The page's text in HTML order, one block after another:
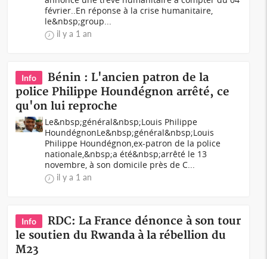
février..En réponse à la crise humanitaire,
le&nbsp;group...
il y a 1 an
Info
Bénin : L'ancien patron de la
police Philippe Houndégnon arrêté, ce
qu'on lui reproche
Le&nbsp;général&nbsp;Louis Philippe
HoundégnonLe&nbsp;général&nbsp;Louis
Philippe Houndégnon,ex-patron de la police
nationale,&nbsp;a été&nbsp;arrêté le 13
novembre, à son domicile près de C...
il y a 1 an
Info
RDC: La France dénonce à son tour
le soutien du Rwanda à la rébellion du
M23